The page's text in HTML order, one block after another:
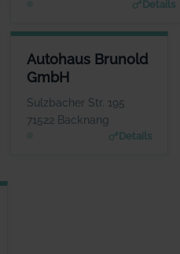
Details
Autohaus Brunold
GmbH
Sulzbacher Str. 195
71522 Backnang
Details
AUTOHAUS BRUNOLD GMBH
Herr Günther Uhrich
www.brunold.de
GMBH & CO KG
Betikis